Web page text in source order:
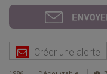
Créer une alerte